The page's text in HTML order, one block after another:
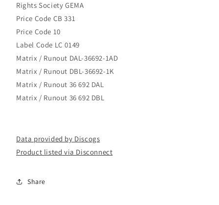
Rights Society GEMA
Price Code CB 331
Price Code 10
Label Code LC 0149
Matrix / Runout DAL-36692-1AD
Matrix / Runout DBL-36692-1K
Matrix / Runout 36 692 DAL
Matrix / Runout 36 692 DBL
Data provided by Discogs
Product listed via Disconnect
Share